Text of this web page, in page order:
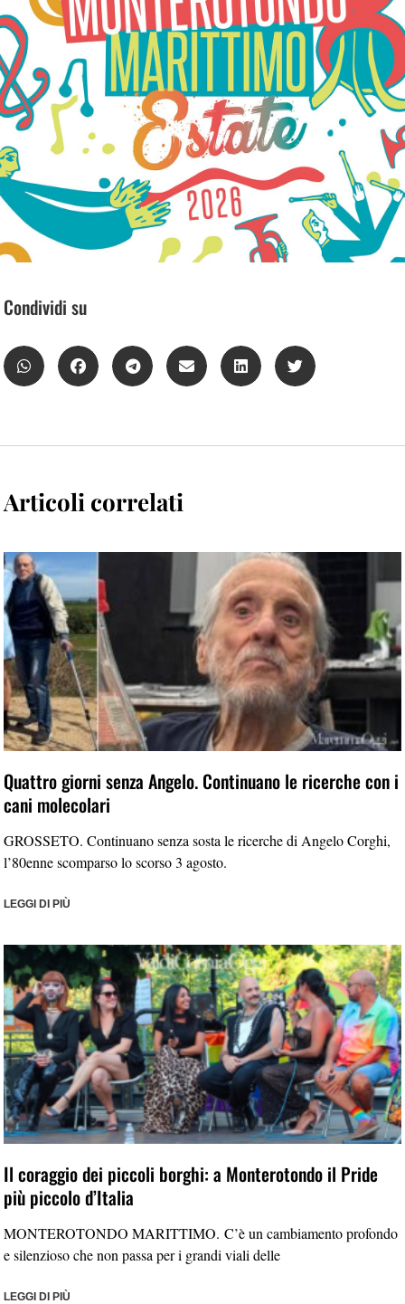
Condividi su
Articoli correlati
Quattro giorni senza Angelo. Continuano le ricerche con i
cani molecolari
GROSSETO. Continuano senza sosta le ricerche di Angelo Corghi,
l’80enne scomparso lo scorso 3 agosto.
LEGGI DI PIÙ
Il coraggio dei piccoli borghi: a Monterotondo il Pride
più piccolo d’Italia
MONTEROTONDO MARITTIMO. C’è un cambiamento profondo
e silenzioso che non passa per i grandi viali delle
LEGGI DI PIÙ